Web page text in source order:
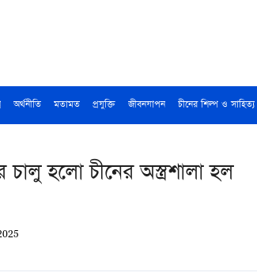
অর্থনীতি মতামত প্রযুক্তি জীবনযাপন চীনের শিল্প ও সাহিত্য
চালু হলো চীনের অস্ত্রশালা হল